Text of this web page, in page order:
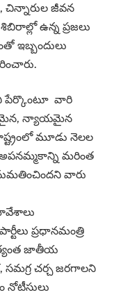
చిన్నారుల జీవన
ఉన్న ప్రజలు
ఇబ్బందులు
పేర్కొంటూ వారి
న్యాయమైన
మూడు నెలల
మరింత
వారు
ప్రధానమంత్రి
జాతీయ
సమగ్ర చర్చ జరగాలని
నోటీసులు